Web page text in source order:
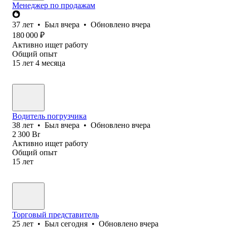
Менеджер по продажам
37 лет • Был вчера • Обновлено вчера
180 000 ₽
Активно ищет работу
Общий опыт
15 лет 4 месяца
Водитель погрузчика
38 лет • Был вчера • Обновлено вчера
2 300 Br
Активно ищет работу
Общий опыт
15 лет
Торговый представитель
25 лет • Был сегодня • Обновлено вчера